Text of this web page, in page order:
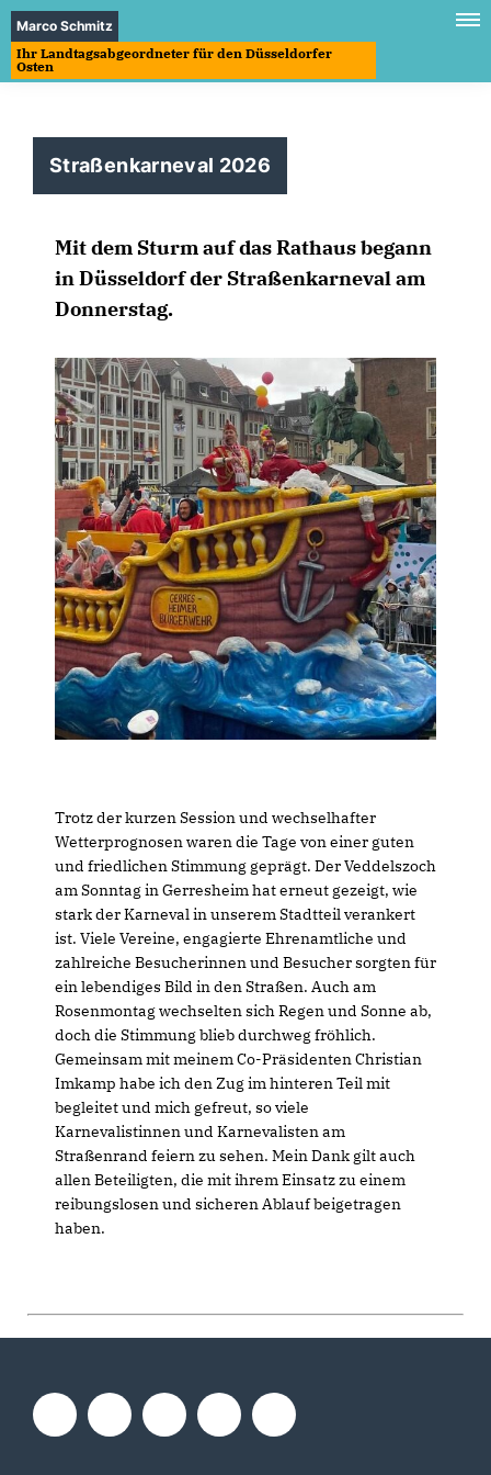
Marco Schmitz
Ihr Landtagsabgeordneter für den Düsseldorfer
Osten
Straßenkarneval 2026
Mit dem Sturm auf das Rathaus begann
in Düsseldorf der Straßenkarneval am
Donnerstag.
Trotz der kurzen Session und wechselhafter
Wetterprognosen waren die Tage von einer guten
und friedlichen Stimmung geprägt. Der Veddelszoch
am Sonntag in Gerresheim hat erneut gezeigt, wie
stark der Karneval in unserem Stadtteil verankert
ist. Viele Vereine, engagierte Ehrenamtliche und
zahlreiche Besucherinnen und Besucher sorgten für
ein lebendiges Bild in den Straßen. Auch am
Rosenmontag wechselten sich Regen und Sonne ab,
doch die Stimmung blieb durchweg fröhlich.
Gemeinsam mit meinem Co-Präsidenten Christian
Imkamp habe ich den Zug im hinteren Teil mit
begleitet und mich gefreut, so viele
Karnevalistinnen und Karnevalisten am
Straßenrand feiern zu sehen. Mein Dank gilt auch
allen Beteiligten, die mit ihrem Einsatz zu einem
reibungslosen und sicheren Ablauf beigetragen
haben.